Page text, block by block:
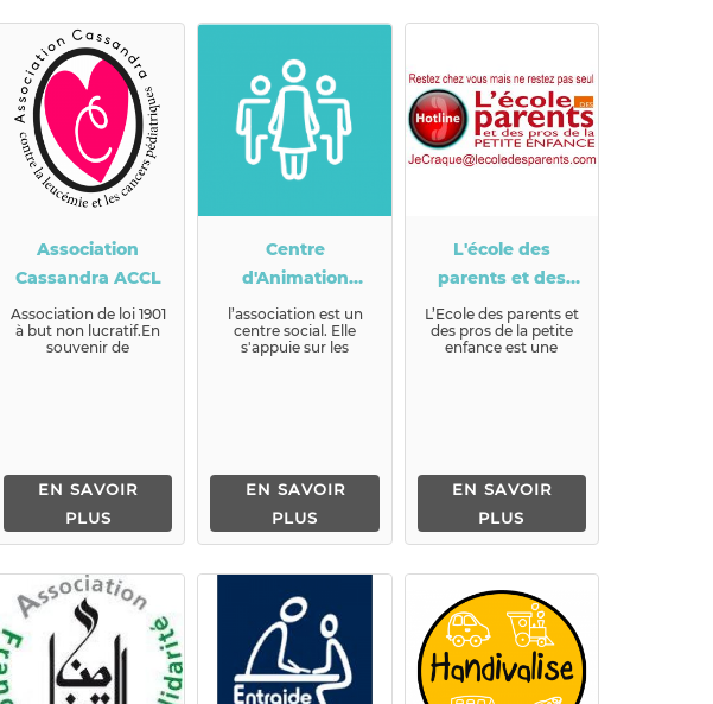
Association
Cassandra ACCL
Association de loi 1901
à but non lucratif.En
souvenir de
EN SAVOIR
PLUS
Centre
d'Animation
Saint-Jean
l’association est un
centre social. Elle
s'appuie sur les
EN SAVOIR
PLUS
L'école des
parents et des
pros de la petite
enfance
L’Ecole des parents et
des pros de la petite
enfance est une
EN SAVOIR
PLUS